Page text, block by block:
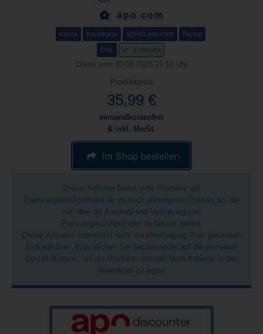
apo.com
Klarna Kreditkarte SEPA/Lastschrift Paypal
DHL E-Rezept
Daten vom 10.08.2026 21:13 Uhr
Produktpreis
35,99 €
versandkostenfrei
& inkl. MwSt.
im Shop bestellen
Dieser Anbieter bietet viele Produkte auf
PreisvergleichApotheke.de zu noch günstigeren Preisen an, die
nur über die Auswahl und Verlinkung von
PreisvergleichApotheke.de heraus gelten.
Dieser Anbieter unterstützt nicht die Übertragung Ihrer gesamten
Einkaufsliste. Bitte klicken Sie nacheinander auf die einzelnen
Bestell-Buttons, um die Produkte manuell beim Anbieter in den
Warenkorb zu legen.